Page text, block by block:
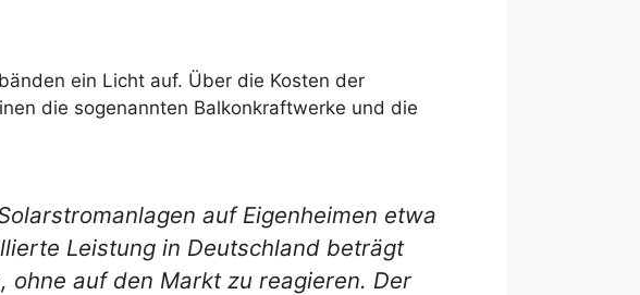
ein Licht auf. Über die Kosten der
die sogenannten Balkonkraftwerke und die
auf Eigenheimen etwa
Leistung in Deutschland beträgt
ohne auf den Markt zu reagieren. Der